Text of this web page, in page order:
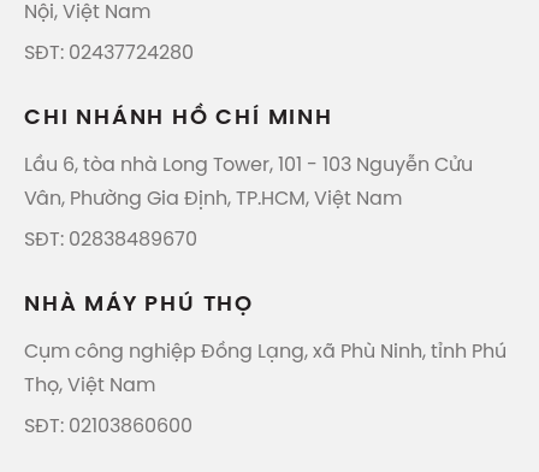
Nội, Việt Nam
SĐT: 02437724280
CHI NHÁNH HỒ CHÍ MINH
Lầu 6, tòa nhà Long Tower, 101 - 103 Nguyễn Cửu
Vân, Phường Gia Định, TP.HCM, Việt Nam
SĐT: 02838489670
NHÀ MÁY PHÚ THỌ
Cụm công nghiệp Đồng Lạng, xã Phù Ninh, tỉnh Phú
Thọ, Việt Nam
SĐT: 02103860600